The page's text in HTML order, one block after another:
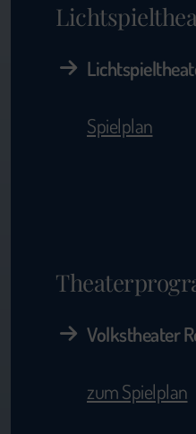
Spielplan
Volkstheater
zum Spielplan